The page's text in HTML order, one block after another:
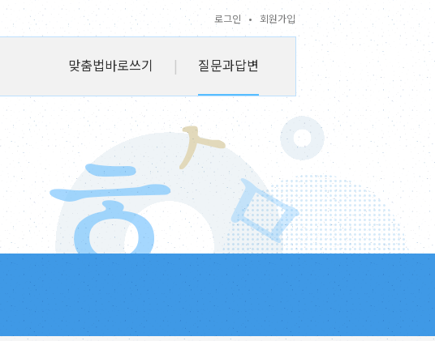
로그인 • 회원가입
맞춤법바로쓰기 | 질문과답변